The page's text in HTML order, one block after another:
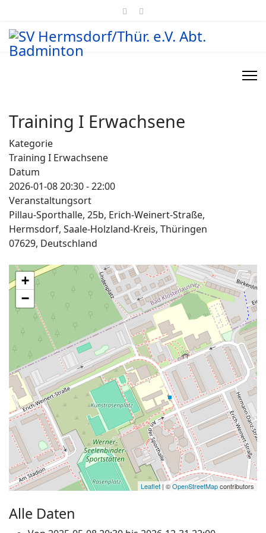
Training I Erwachsene
Kategorie
Training I Erwachsene
Datum
2026-01-0820:30-22:00
Veranstaltungsort
Pillau-Sporthalle, 25b, Erich-Weinert-Straße,
Hermsdorf, Saale-Holzland-Kreis, Thüringen
07629, Deutschland
+
−
Leaflet| ©OpenStreetMapcontributors
Alle Daten